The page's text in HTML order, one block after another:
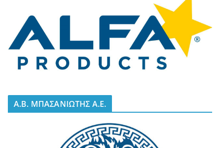
A.B. ΜΠΑΣΑΝΙΩΤΗΣ Α.Ε.